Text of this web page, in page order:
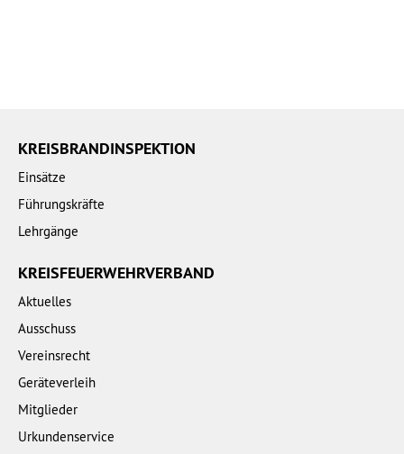
KREISBRANDINSPEKTION
Einsätze
Führungskräfte
Lehrgänge
KREISFEUERWEHRVERBAND
Aktuelles
Ausschuss
Vereinsrecht
Geräteverleih
Mitglieder
Urkundenservice